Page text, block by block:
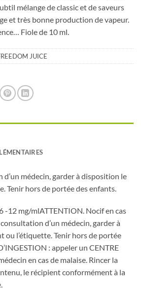
mélange de classic et de saveurs
et très bonne production de vapeur.
Fiole de 10 ml.
JUICE
d’un médecin, garder à disposition le
Tenir hors de portée des enfants.
-12 mg/mlATTENTION. Nocif en cas
d’un médecin, garder à
ou l’étiquette. Tenir hors de portée
: appeler un CENTRE
en cas de malaise. Rincer la
le récipient conformément à la